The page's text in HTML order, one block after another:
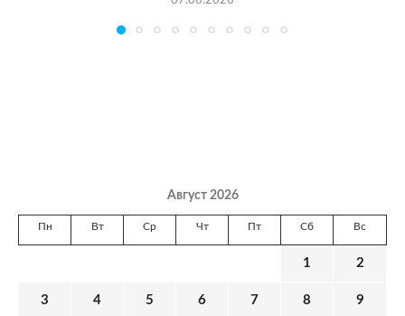
Август 2026
Пн Вт Ср Чт Пт Сб Вс
1 2
3 4 5 6 7 8 9